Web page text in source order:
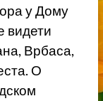
у Дому
видети
Врбаса,
О